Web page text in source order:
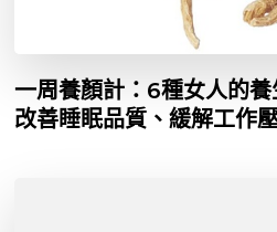
一周養顏計：6種女人的養
改善睡眠品質、緩解工作